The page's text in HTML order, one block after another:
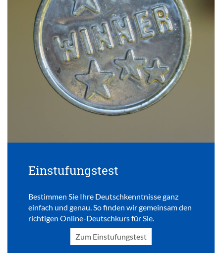
Einstufungstest
Bestimmen Sie Ihre Deutschkenntnisse ganz
einfach und genau. So finden wir gemeinsam den
richtigen Online-Deutschkurs für Sie.
Zum Einstufungstest